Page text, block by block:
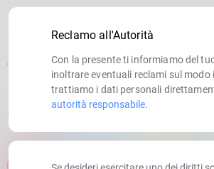
SCRITTO DA:
Reclamo all'Autorità
Con la presente ti informiamo del
inoltrare eventuali reclami sul modo
trattiamo i dati personali
autorità responsabile.